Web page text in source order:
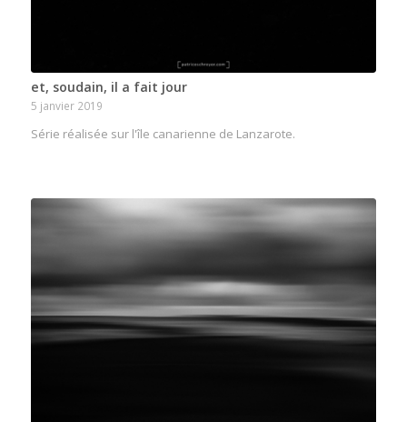
et, soudain, il a fait jour
5 janvier 2019
Série réalisée sur l'île canarienne de Lanzarote.